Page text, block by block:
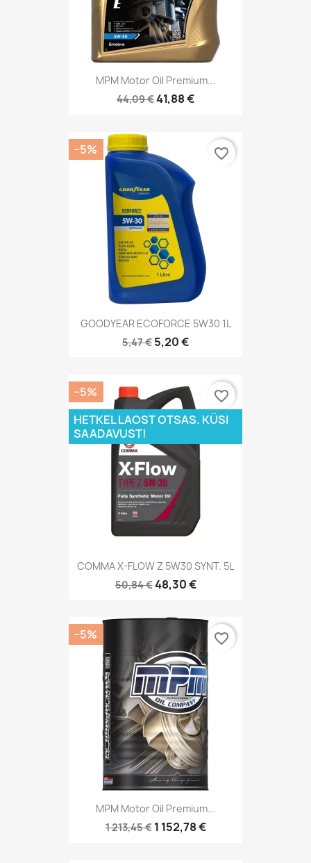
MPM Motor Oil Premium...
44,09 €41,88 €
GOODYEAR ECOFORCE 5W30 1L
5,47 € 5,20 €
−5% favorite_border
COMMA X-FLOW Z 5W30 SYNT. 5L
50,84 €48,30 €
−5%
HETKEL LAOST OTSAS. KÜSI
SAADAVUST!
favorite_border
MPM Motor Oil Premium...
1 213,45 € 1 152,78 €
−5% favorite_border